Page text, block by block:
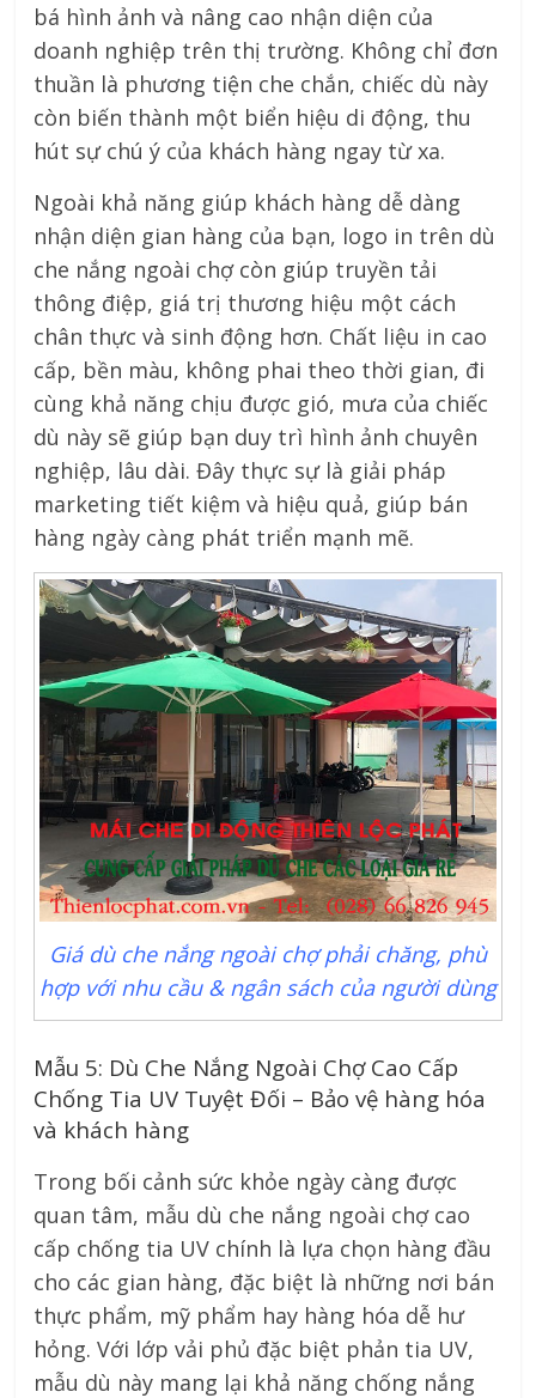
bá hình ảnh và nâng cao nhận diện của
doanh nghiệp trên thị trường. Không chỉ đơn
thuần là phương tiện che chắn, chiếc dù này
còn biến thành một biển hiệu di động, thu
hút sự chú ý của khách hàng ngay từ xa.
Ngoài khả năng giúp khách hàng dễ dàng
nhận diện gian hàng của bạn, logo in trên dù
che nắng ngoài chợ còn giúp truyền tải
thông điệp, giá trị thương hiệu một cách
chân thực và sinh động hơn. Chất liệu in cao
cấp, bền màu, không phai theo thời gian, đi
cùng khả năng chịu được gió, mưa của chiếc
dù này sẽ giúp bạn duy trì hình ảnh chuyên
nghiệp, lâu dài. Đây thực sự là giải pháp
marketing tiết kiệm và hiệu quả, giúp bán
hàng ngày càng phát triển mạnh mẽ.
Giá dù che nắng ngoài chợ phải chăng, phù
hợp với nhu cầu & ngân sách của người dùng
Mẫu 5: Dù Che Nắng Ngoài Chợ Cao Cấp
Chống Tia UV Tuyệt Đối – Bảo vệ hàng hóa
và khách hàng
Trong bối cảnh sức khỏe ngày càng được
quan tâm, mẫu dù che nắng ngoài chợ cao
cấp chống tia UV chính là lựa chọn hàng đầu
cho các gian hàng, đặc biệt là những nơi bán
thực phẩm, mỹ phẩm hay hàng hóa dễ hư
hỏng. Với lớp vải phủ đặc biệt phản tia UV,
mẫu dù này mang lại khả năng chống nắng